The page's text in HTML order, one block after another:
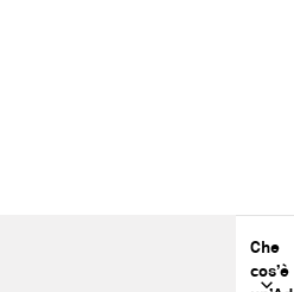
Che
cos’è